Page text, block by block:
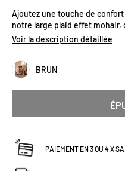
d’images
Ajoutez une touche de
notre large plaid effet mohair,
délicates franges. Parfait pour
soirées cocooning ou pour
votre canapé ou votre lit.
exceptionnelle qui invite à la
esthétique moderne et
la laine. Existe en plusieurs
Voir la description détaillée
BRUN
PAIEMENT EN 3 OU 4 X